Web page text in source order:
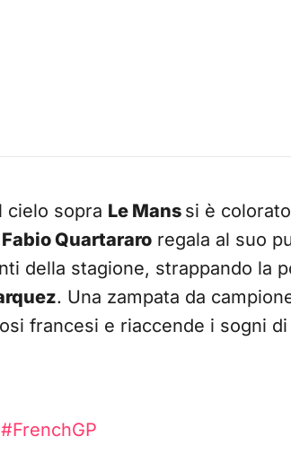
cielo sopra Le Mans si è
Fabio Quartararo regala al suo
della stagione, strappando la
. Una zampata da
francesi e riaccende i sogni
#FrenchGP